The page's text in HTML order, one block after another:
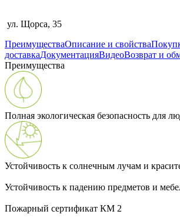
ул. Щорса, 35
ПреимуществаОписание и свойства
доставкаДокументацияВидеоВозврат и
Преимущества
Полная экологическая безопасность для
Устойчивость к солнечным лучам и
Устойчивость к падению предметов и
Пожарный сертификат КМ 2